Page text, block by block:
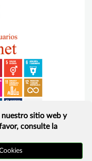
sitio web y
consulte la